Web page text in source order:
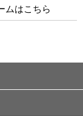
ムはこちら